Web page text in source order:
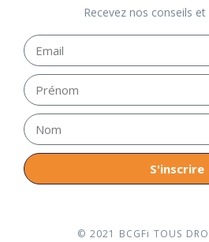
Recevez nos conseils
S'inscrire
© 2021 BCGFi TOUS